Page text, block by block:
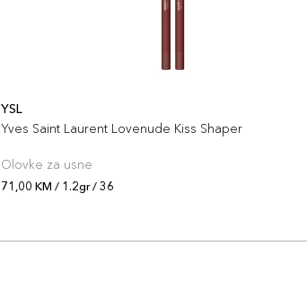
YSL
Yves Saint Laurent Lovenude Kiss Shaper
Olovke za usne
71,00 KM / 1.2gr / 36